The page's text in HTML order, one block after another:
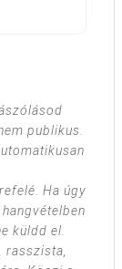
publikus.
Ha úgy
küldd el.
rasszista,